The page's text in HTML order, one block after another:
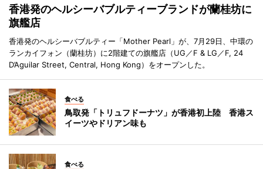
香港発のヘルシーバブルティーブランドが蘭桂坊に
旗艦店
香港発のヘルシーバブルティー「Mother Pearl」が、7月29日、中環の
ランカイフォン（蘭桂坊）に2階建ての旗艦店（UG／F & LG／F, 24
D’Aguilar Street, Central, Hong Kong）をオープンした。
食べる
鳥取発「トリュフドーナツ」が香港初上陸 香港ス
イーツやドリアン味も
食べる